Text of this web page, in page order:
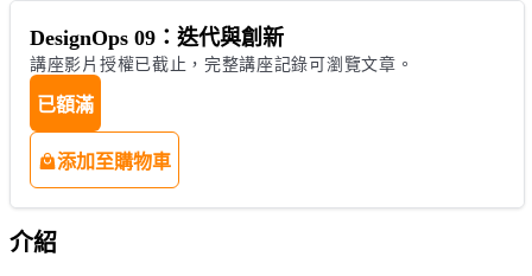
DesignOps 09：迭代與創新
講座影片授權已截止，完整講座記錄可瀏覽文章。
已額滿
添加至購物車
介紹